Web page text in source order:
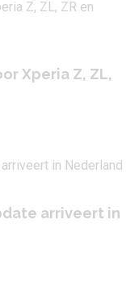
Xperia Z, ZL,
arriveert in